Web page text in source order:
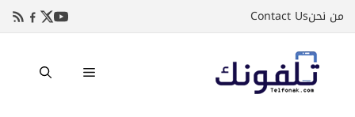
إلىمن نحنContact Us
القائمة